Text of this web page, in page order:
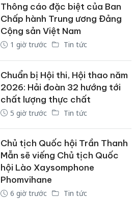
Thông cáo đặc biệt của Ban
Chấp hành Trung ương Đảng
Cộng sản Việt Nam
1 giờ trước Tin tức
Chuẩn bị Hội thi, Hội thao năm
2026: Hải đoàn 32 hướng tới
chất lượng thực chất
5 giờ trước Tin tức
Chủ tịch Quốc hội Trần Thanh
Mẫn sẽ viếng Chủ tịch Quốc
hội Lào Xaysomphone
Phomvihane
6 giờ trước Tin tức